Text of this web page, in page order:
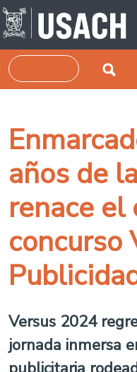
Pasar al contenido principal
Buscar
años de
renace el
concurso
Versus 2024
jornada inmersa